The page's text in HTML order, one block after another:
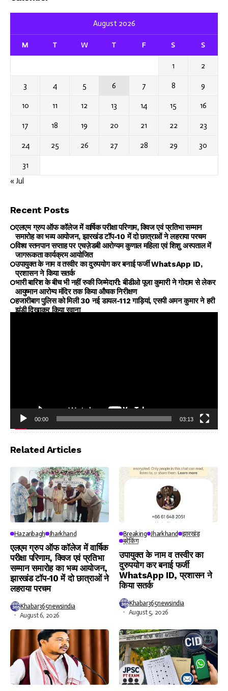
August 2026
M T W T F S S
1 2
3 4 5 6 7 8 9
10 11 12 13 14 15 16
17 18 19 20 21 22 23
24 25 26 27 28 29 30
31
« Jul
Recent Posts
एलएम ग्रुप ऑफ कॉलेज में वार्षिक परीक्षा परिणाम, क्विज एवं प्रतिभा सम्मान
समारोह का भव्य आयोजन, झारखंड टॉप-10 में दो छात्राओं ने लहराया परचम
विश्व स्तनपान सप्ताह पर एचज़ेडबी आरोग्यम कुणाल महिला एवं शिशु अस्पताल में
जागरूकता कार्यक्रम आयोजित
उपायुक्त के नाम व तस्वीर का दुरुपयोग कर बनाई फर्जी WhatsApp ID,
प्रशासन ने किया सतर्क
भारी बारिश के बीच भी नहीं रुकी जिम्मेदारी: बीडीओ पूजा कुमारी ने गोदाम से लेकर
आयुष्मान आरोग्य मंदिर तक किया औचक निरीक्षण
हजारीबाग पुलिस को मिली 30 नई डायल-112 गाड़ियां, एसपी अमन कुमार ने हरी
झंडी दिखाकर किया रवाना
Player
00:00 03:13
Related Articles
Hazaribagh Jharkhand
एलएम ग्रुप ऑफ कॉलेज में वार्षिक
परीक्षा परिणाम, क्विज एवं प्रतिभा
सम्मान समारोह का भव्य आयोजन,
झारखंड टॉप-10 में दो छात्राओं ने
लहराया परचम
Khabar365newsindia
August 6, 2026
Breaking Jharkhand झारखंड
ब्रेकिंग
उपायुक्त के नाम व तस्वीर का
दुरुपयोग कर बनाई फर्जी
WhatsApp ID, प्रशासन ने
किया सतर्क
Khabar365newsindia
August 5, 2026